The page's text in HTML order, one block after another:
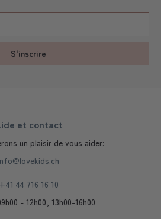
S'inscrire
et contact
un plaisir de vous aider:
+41 44 716 16 10
- 12h00, 13h00-16h00